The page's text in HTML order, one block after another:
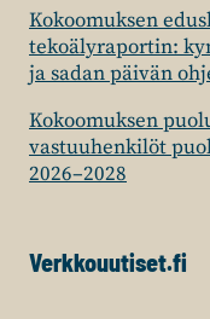
Kokoomuksen
tekoälyraportin:
ja sadan päivän
Kokoomuksen
vastuuhenkilöt
2026–2028
Verkkouutiset.fi